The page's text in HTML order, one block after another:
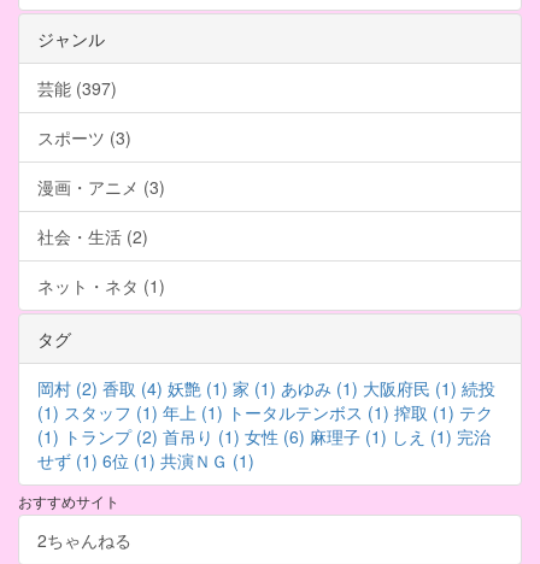
ジャンル
芸能 (397)
スポーツ (3)
漫画・アニメ (3)
社会・生活 (2)
ネット・ネタ (1)
タグ
岡村 (2) 香取 (4) 妖艶 (1) 家 (1) あゆみ (1) 大阪府民 (1) 続投
(1) スタッフ (1) 年上 (1) トータルテンボス (1) 搾取 (1) テク
(1) トランプ (2) 首吊り (1) 女性 (6) 麻理子 (1) しえ (1) 完治
せず (1) 6位 (1) 共演ＮＧ (1)
おすすめサイト
2ちゃんねる